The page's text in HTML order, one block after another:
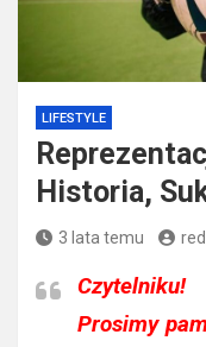
LIFESTYLE
Historia,
3 lata temu
Czytelniku!
Prosimy